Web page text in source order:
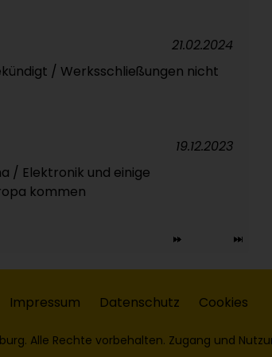
/ Werksschließungen nicht
21.02.2024
/ Elektronik und einige
kommen
19.12.2023
Impressum Datenschutz Cookies
Alle Rechte vorbehalten. Zugang und